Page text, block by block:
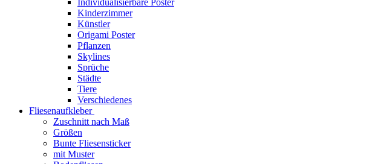
Individualisierbare Poster
Kinderzimmer
Künstler
Origami Poster
Pflanzen
Skylines
Sprüche
Städte
Tiere
Verschiedenes
Fliesenaufkleber
Zuschnitt nach Maß
Größen
Bunte Fliesensticker
mit Muster